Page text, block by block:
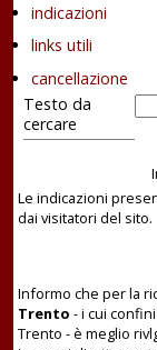
indicazioni
links utili
cancellazione
Testo da
cercare
Le indicazioni
dai visitatori del sito.
Informo che per la
Trento - i cui
Trento - è meglio